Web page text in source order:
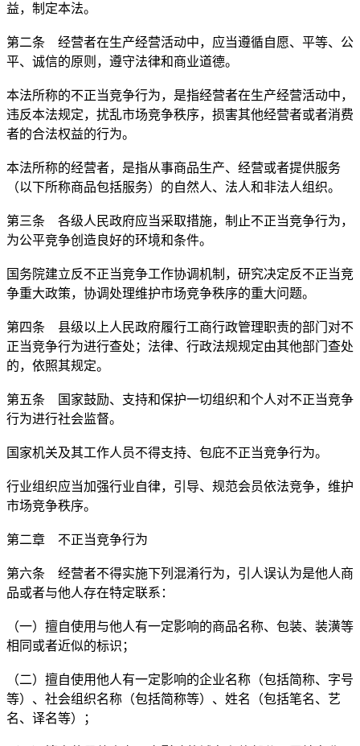
益，制定本法。
第二条 经营者在生产经营活动中，应当遵循自愿、平等、公
平、诚信的原则，遵守法律和商业道德。
本法所称的不正当竞争行为，是指经营者在生产经营活动中，
违反本法规定，扰乱市场竞争秩序，损害其他经营者或者消费
者的合法权益的行为。
本法所称的经营者，是指从事商品生产、经营或者提供服务
（以下所称商品包括服务）的自然人、法人和非法人组织。
第三条 各级人民政府应当采取措施，制止不正当竞争行为，
为公平竞争创造良好的环境和条件。
国务院建立反不正当竞争工作协调机制，研究决定反不正当竞
争重大政策，协调处理维护市场竞争秩序的重大问题。
第四条 县级以上人民政府履行工商行政管理职责的部门对不
正当竞争行为进行查处；法律、行政法规规定由其他部门查处
的，依照其规定。
第五条 国家鼓励、支持和保护一切组织和个人对不正当竞争
行为进行社会监督。
国家机关及其工作人员不得支持、包庇不正当竞争行为。
行业组织应当加强行业自律，引导、规范会员依法竞争，维护
市场竞争秩序。
第二章 不正当竞争行为
第六条 经营者不得实施下列混淆行为，引人误认为是他人商
品或者与他人存在特定联系：
（一）擅自使用与他人有一定影响的商品名称、包装、装潢等
相同或者近似的标识；
（二）擅自使用他人有一定影响的企业名称（包括简称、字号
等）、社会组织名称（包括简称等）、姓名（包括笔名、艺
名、译名等）；